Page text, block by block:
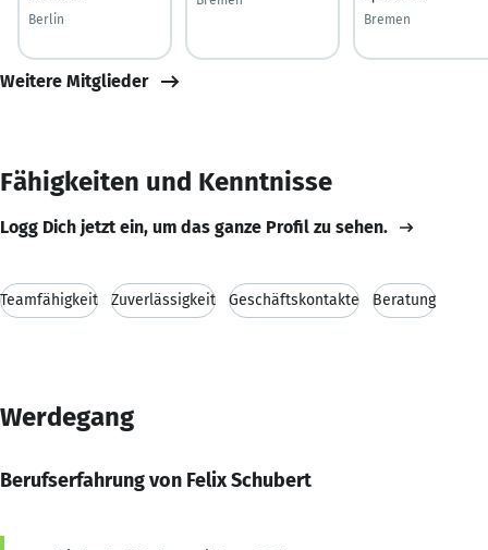
Berlin
Bremen
Weitere Mitglieder
Fähigkeiten und Kenntnisse
Logg Dich jetzt ein, um das ganze Profil zu sehen.
Teamfähigkeit Zuverlässigkeit Geschäftskontakte Beratung
Werdegang
Berufserfahrung von Felix Schubert